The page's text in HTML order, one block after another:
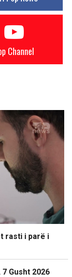
Channel
rasti i parë i
Gusht 2026